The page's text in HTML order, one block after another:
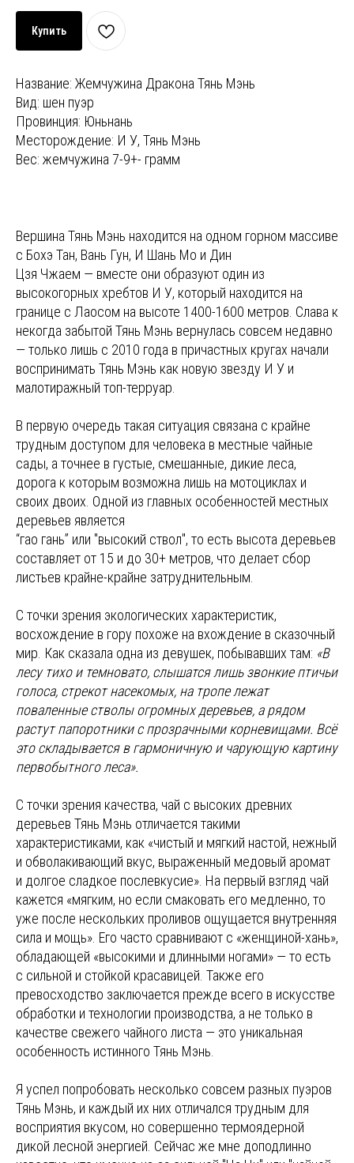
Купить
Название: Жемчужина Дракона Тянь Мэнь
Вид: шен пуэр
Провинция: Юньнань
Месторождение: И У, Тянь Мэнь
Вес: жемчужина 7-9+- грамм
Вершина Тянь Мэнь находится на одном горном массиве
с Бохэ Тан, Вань Гун, И Шань Мо и Дин
Цзя Чжаем — вместе они образуют один из
высокогорных хребтов И У, который находится на
границе с Лаосом на высоте 1400-1600 метров. Слава к
некогда забытой Тянь Мэнь вернулась совсем недавно
— только лишь с 2010 года в причастных кругах начали
воспринимать Тянь Мэнь как новую звезду И У и
малотиражный топ-терруар.
В первую очередь такая ситуация связана с крайне
трудным доступом для человека в местные чайные
сады, а точнее в густые, смешанные, дикие леса,
дорога к которым возможна лишь на мотоциклах и
своих двоих. Одной из главных особенностей местных
деревьев является
“гао гань” или "высокий ствол", то есть высота деревьев
составляет от 15 и до 30+ метров, что делает сбор
листьев крайне-крайне затруднительным.
С точки зрения экологических характеристик,
восхождение в гору похоже на вхождение в сказочный
мир. Как сказала одна из девушек, побывавших там: «В
лесу тихо и темновато, слышатся лишь звонкие птичьи
голоса, стрекот насекомых, на тропе лежат
поваленные стволы огромных деревьев, а рядом
растут папоротники с прозрачными корневищами. Всё
это складывается в гармоничную и чарующую картину
первобытного леса».
С точки зрения качества, чай с высоких древних
деревьев Тянь Мэнь отличается такими
характеристиками, как «чистый и мягкий настой, нежный
и обволакивающий вкус, выраженный медовый аромат
и долгое сладкое послевкусие». На первый взгляд чай
кажется «мягким, но если смаковать его медленно, то
уже после нескольких проливов ощущается внутренняя
сила и мощь». Его часто сравнивают с «женщиной-хань»,
обладающей «высокими и длинными ногами» — то есть
с сильной и стойкой красавицей. Также его
превосходство заключается прежде всего в искусстве
обработки и технологии производства, а не только в
качестве свежего чайного листа — это уникальная
особенность истинного Тянь Мэнь.
Я успел попробовать несколько совсем разных пуэров
Тянь Мэнь, и каждый их них отличался трудным для
восприятия вкусом, но совершенно термоядерной
дикой лесной энергией. Сейчас же мне доподлинно